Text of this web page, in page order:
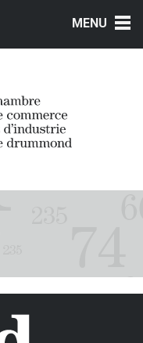
MENU